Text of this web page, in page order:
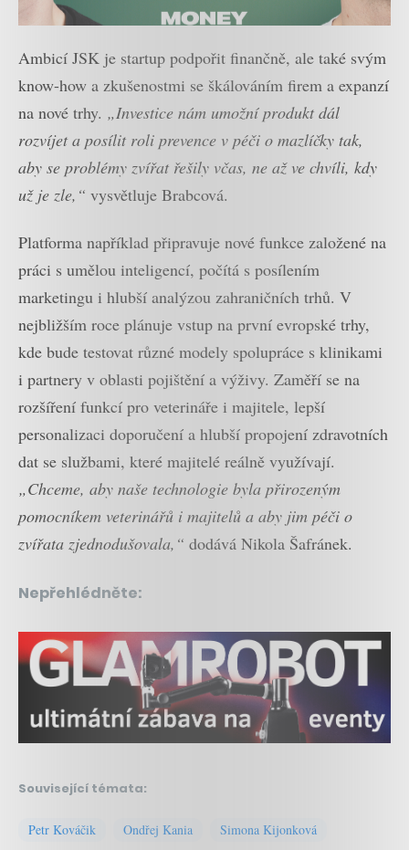
Ambicí JSK je startup podpořit finančně, ale také svým
know-how a zkušenostmi se škálováním firem a expanzí
na nové trhy. „Investice nám umožní produkt dál
rozvíjet a posílit roli prevence v péči o mazlíčky tak,
aby se problémy zvířat řešily včas, ne až ve chvíli, kdy
už je zle,“ vysvětluje Brabcová.
Platforma například připravuje nové funkce založené na
práci s umělou inteligencí, počítá s posílením
marketingu i hlubší analýzou zahraničních trhů. V
nejbližším roce plánuje vstup na první evropské trhy,
kde bude testovat různé modely spolupráce s klinikami
i partnery v oblasti pojištění a výživy. Zaměří se na
rozšíření funkcí pro veterináře i majitele, lepší
personalizaci doporučení a hlubší propojení zdravotních
dat se službami, které majitelé reálně využívají.
„Chceme, aby naše technologie byla přirozeným
pomocníkem veterinářů i majitelů a aby jim péči o
zvířata zjednodušovala,“ dodává Nikola Šafránek.
Nepřehlédněte:
Související témata:
Petr Kováčik Ondřej Kania Simona Kijonková